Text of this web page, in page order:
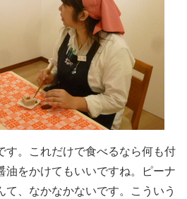
す。これだけで食べるなら何も付
油をかけてもいいですね。ピーナ
て、なかなかないです。こういう